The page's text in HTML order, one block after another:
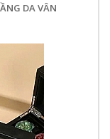
DA VÂN